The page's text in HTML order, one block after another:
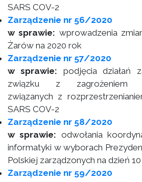
SARS COV-2
Zarządzenie nr 56/2020
w sprawie: wprowadzenia
Żarów na 2020 rok
Zarządzenie nr 57/2020
w sprawie: podjęcia działań
związku z zagrożeniem
związanych z
SARS COV-2
Zarządzenie nr 58/2020
w sprawie: odwołania
informatyki w wyborach
Polskiej zarządzonych na dzień 10
Zarządzenie nr 59/2020